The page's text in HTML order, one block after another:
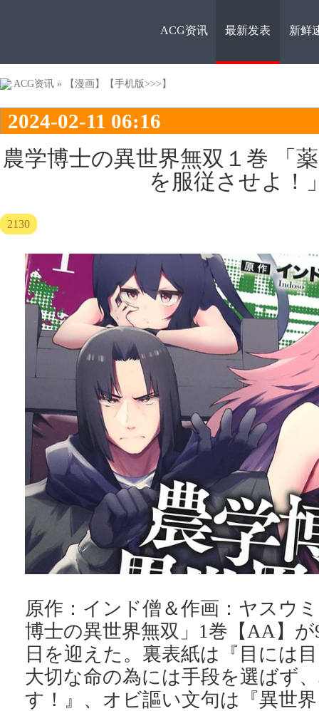
ACG资
ACG资讯 最新发表 新鲜
ACG资讯 » 【漫画】 【手机版>>>】
2024-02-11 06:16
農学博士の異世界無双１巻 「
を服従させよ！
2130
原作：インド僧＆作画：ヤスウ
博士の異世界無双」1巻【AA】
日を迎えた。裏表紙は『目には
大切な命の為には手段を選ばず
す！』、オビ謳い文句は『異世